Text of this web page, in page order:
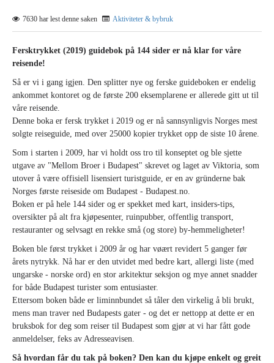
7630 har lest denne saken Aktiviteter & bybruk
Fersktrykket (2019) guidebok på 144 sider er nå klar for våre
reisende!
Så er vi i gang igjen. Den splitter nye og ferske guideboken er endelig
ankommet kontoret og de første 200 eksemplarene er allerede gitt ut til
våre reisende.
Denne boka er fersk trykket i 2019 og er nå sannsynligvis Norges mest
solgte reiseguide, med over 25000 kopier trykket opp de siste 10 årene.
Som i starten i 2009, har vi holdt oss tro til konseptet og ble sjette
utgave av "Mellom Broer i Budapest" skrevet og laget av Viktoria, som
utover å være offisiell lisensiert turistguide, er en av gründerne bak
Norges første reiseside om Budapest - Budapest.no.
Boken er på hele 144 sider og er spekket med kart, insiders-tips,
oversikter på alt fra kjøpesenter, ruinpubber, offentlig transport,
restauranter og selvsagt en rekke små (og store) by-hemmeligheter!
Boken ble først trykket i 2009 år og har vøært revidert 5 ganger før
årets nytrykk. Nå har er den utvidet med bedre kart, allergi liste (med
ungarske - norske ord) en stor arkitektur seksjon og mye annet snadder
for både Budapest turister som entusiaster.
Ettersom boken både er liminnbundet så tåler den virkelig å bli brukt,
mens man traver ned Budapests gater - og det er nettopp at dette er en
bruksbok for deg som reiser til Budapest som gjør at vi har fått gode
anmeldelser, feks av Adresseavisen.
Så hvordan får du tak på boken? Den kan du kjøpe enkelt og greit